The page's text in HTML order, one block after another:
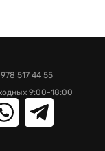
978 517 44 55
9:00-18:00